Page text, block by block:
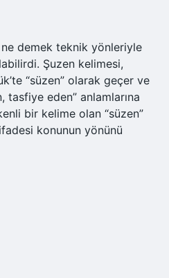
ne demek teknik yönleriyle
Şuzen kelimesi,
“süzen” olarak geçer ve
tasfiye eden” anlamlarına
bir kelime olan “süzen”
konunun yönünü